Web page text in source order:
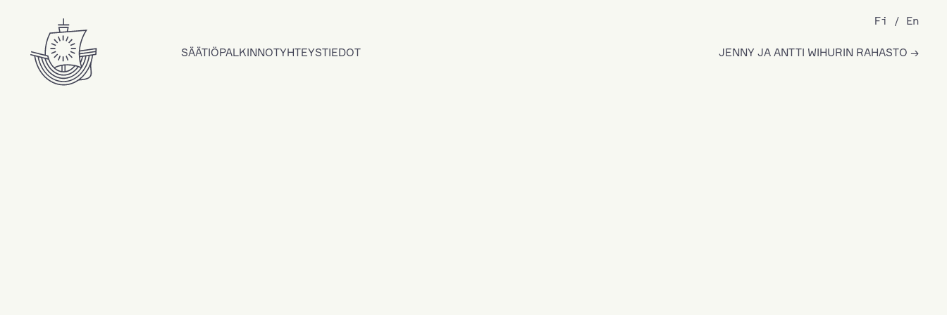
SÄÄTIÖPALKINNOTYHTEYSTIEDOT JENNY JA ANTTI WIHURIN RAHASTO
Fi En